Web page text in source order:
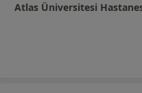
Atlas Üniversitesi